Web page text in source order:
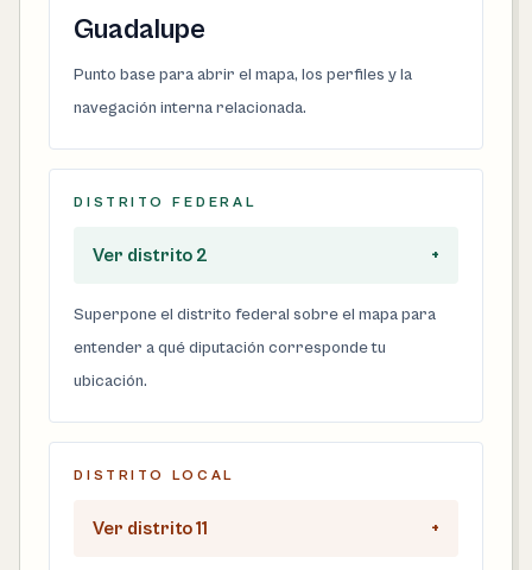
Guadalupe
Punto base para abrir el mapa, los perfiles y la
navegación interna relacionada.
DISTRITO FEDERAL
Ver distrito 2 +
Superpone el distrito federal sobre el mapa para
entender a qué diputación corresponde tu
ubicación.
DISTRITO LOCAL
Ver distrito 11 +